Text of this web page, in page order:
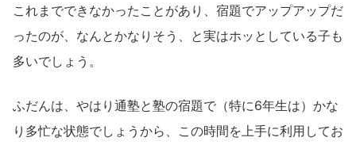
これまでできなかったことがあり、宿題でアップアップだ
ったのが、なんとかなりそう、と実はホッとしている子も
多いでしょう。
ふだんは、やはり通塾と塾の宿題で（特に6年生は）かな
り多忙な状態でしょうから、この時間を上手に利用してお